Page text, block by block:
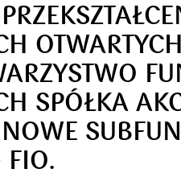
SPÓŁKA
FIO.